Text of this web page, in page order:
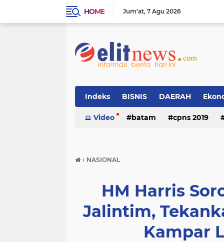
HOME Jum'at 7 Agu 2026
Indeks BISNIS DAERAH
Video batam cpns 2019
› NASIONAL
HM Harris
Jalintim,
Kampar